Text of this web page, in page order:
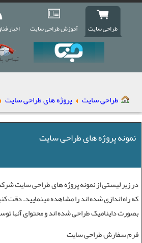
طراحی سایت آموزش طراحی سایت اخبار
طراحی سایت پروژه های طراحی سایت
نمونه پروژه های طراحی سایت
در زیر لیستی ازنمونه پروژه های طراحی سایت
که راه اندازی شده اند را مشاهده مینمایید. دقت
بصورت داینامیک طراحی شده اند و محتوای آنها
فرم سفارش طراحی سایت